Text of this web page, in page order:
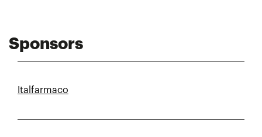
Sponsors
Italfarmaco